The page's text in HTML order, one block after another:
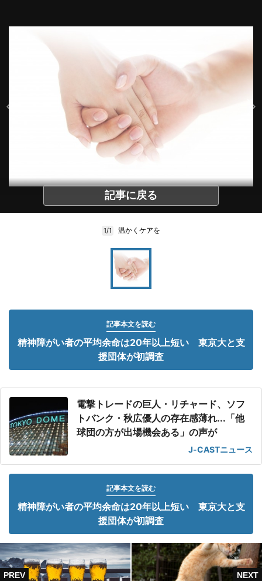
記事に戻る
1/1 温かくケアを
記事本文を読む
精神障がい者の平均余命は20年以上短い 東京大と支
援団体が初調査
電撃トレードの巨人・リチャード、ソフ
トバンク・秋広優人の存在感薄れ...「他
球団の方が出場機会ある」の声が
J-CASTニュース
記事本文を読む
精神障がい者の平均余命は20年以上短い 東京大と支
援団体が初調査